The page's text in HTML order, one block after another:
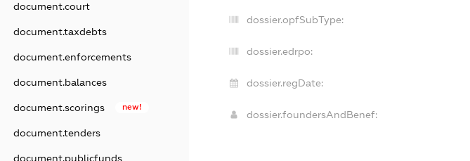
document.court
document.taxdebts
document.enforcements
document.balances
document.scorings new!
document.tenders
document.publicfunds
dossier.opfSubType:
dossier.edrpo:
dossier.regDate:
dossier.foundersAndBenef: